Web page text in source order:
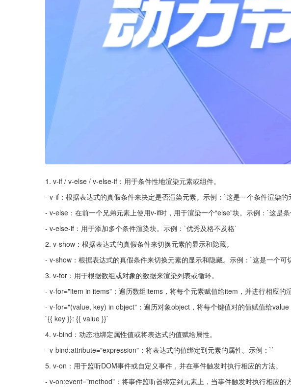
1. v-if / v-else / v-else-if：用于条件性地渲染元素或组件。
- v-if：根据表达式的真假条件来决定是否渲染元素。示例：`这是一个条件渲染的
- v-else：在前一个兄弟元素上使用v-if时，用于渲染一个“else”块。示例：`这是
- v-else-if：用于添加多个条件渲染块。示例：`优秀及格不及格`
2. v-show：根据表达式的真假条件来切换元素的显示和隐藏。
- v-show：根据表达式的真假条件来切换元素的显示和隐藏。示例：`这是一个可
3. v-for：用于根据数组或对象的数据来渲染列表或循环。
- v-for="item in items"：遍历数组items，将每个元素赋值给item，并进行相应的
- v-for="(value, key) in object"：遍历对象object，将每个键值对的值赋值给
`{{ key }}: {{ value }}`
4. v-bind：动态地绑定属性值或将表达式的值赋给属性。
- v-bind:attribute="expression"：将表达式的值绑定到元素的属性。示例：``
5. v-on：用于监听DOM事件或自定义事件，并在事件触发时执行相应的方法。
- v-on:event="method"：将事件监听器绑定到元素上，当事件触发时执行相应的